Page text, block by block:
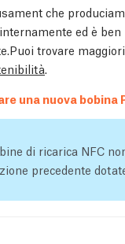
che
ed è
trovare
.
una nuova
di ricarica NFC
precedente